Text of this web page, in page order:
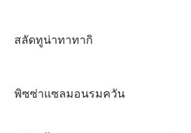
สลัดทูน่าทาทากิ
พิซซ่าแซลมอนรมควัน